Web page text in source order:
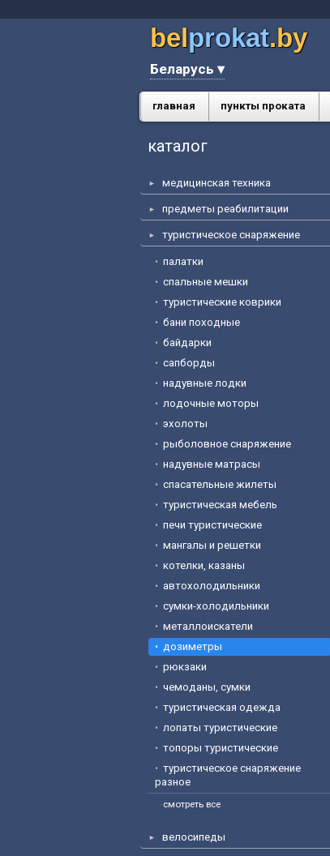
belprokat.by
Беларусь ▾
главная пункты проката
каталог
медицинская техника
предметы реабилитации
туристическое снаряжение
палатки
спальные мешки
туристические коврики
бани походные
байдарки
сапборды
надувные лодки
лодочные моторы
эхолоты
рыболовное снаряжение
надувные матрасы
спасательные жилеты
туристическая мебель
печи туристические
мангалы и решетки
котелки, казаны
автохолодильники
сумки-холодильники
металлоискатели
дозиметры
рюкзаки
чемоданы, сумки
туристическая одежда
лопаты туристические
топоры туристические
туристическое снаряжение
разное
смотреть все
велосипеды